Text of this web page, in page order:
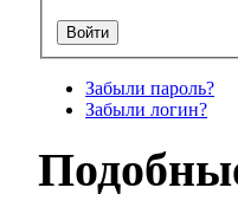
Забыли пароль?
Забыли логин?